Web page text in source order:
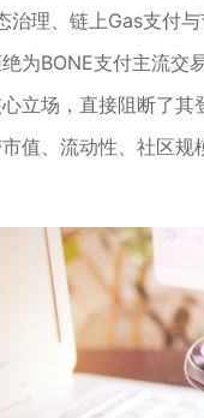
治理、链上Gas支付
为BONE支付主流交
立场，直接阻断了
值、流动性、社区